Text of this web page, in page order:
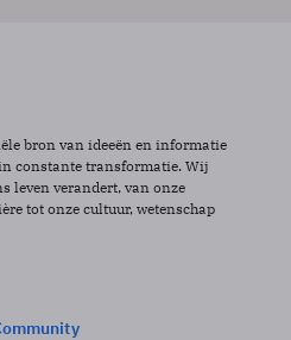
bron van ideeën en informatie
constante transformatie. Wij
leven verandert, van onze
tot onze cultuur, wetenschap